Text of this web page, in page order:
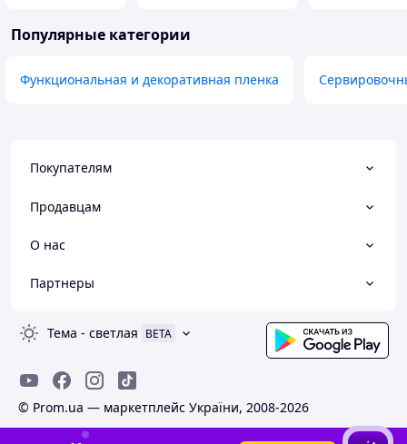
Популярные категории
Функциональная и декоративная пленка
Покупателям
Продавцам
О нас
Партнеры
Тема - светлая BETA
© Prom.ua — маркетплейс України, 2008-2026